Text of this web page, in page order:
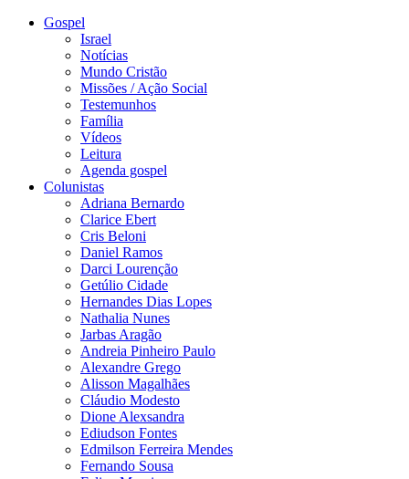
Gospel
Israel
Notícias
Mundo Cristão
Missões / Ação Social
Testemunhos
Família
Vídeos
Leitura
Agenda gospel
Colunistas
Adriana Bernardo
Clarice Ebert
Cris Beloni
Daniel Ramos
Darci Lourenção
Getúlio Cidade
Hernandes Dias Lopes
Nathalia Nunes
Jarbas Aragão
Andreia Pinheiro Paulo
Alexandre Grego
Alisson Magalhães
Cláudio Modesto
Dione Alexsandra
Ediudson Fontes
Edmilson Ferreira Mendes
Fernando Sousa